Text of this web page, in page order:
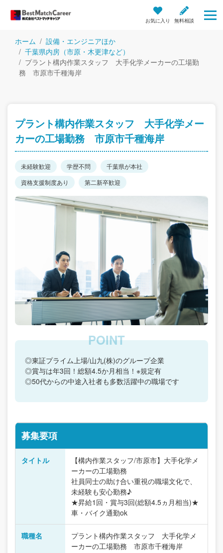
お気に入り 無料相談
ホーム
設備・エンジニアほか
千葉県内房（市原・木更津など）
プラント構内作業スタッフ 大手化学メーカーの工場勤
務 市原市千種海岸
プラント構内作業スタッフ 大手化学メー
カーの工場勤務 市原市千種海岸
未経験歓迎 学歴不問
千葉県が本社
資格支援制度あり
第二新卒歓迎
◎東証プライム上場/山九(株)のグループ企業
◎賞与は年3回！総額4.5か月相当！※規定有
◎50代からの中途入社者も多数活躍中の職場です
募集要項
タイトル
【構内作業スタッフ/市原市】大手化学メ
ーカーの工場勤務
社員同士の助け合い重視の職場文化で、
未経験も安心勤務♪
★昇給1回・賞与3回(総額4.5ヵ月相当)★
車・バイク通勤ok
職種名
プラント構内作業スタッフ 大手化学メ
ーカーの工場勤務 市原市千種海岸